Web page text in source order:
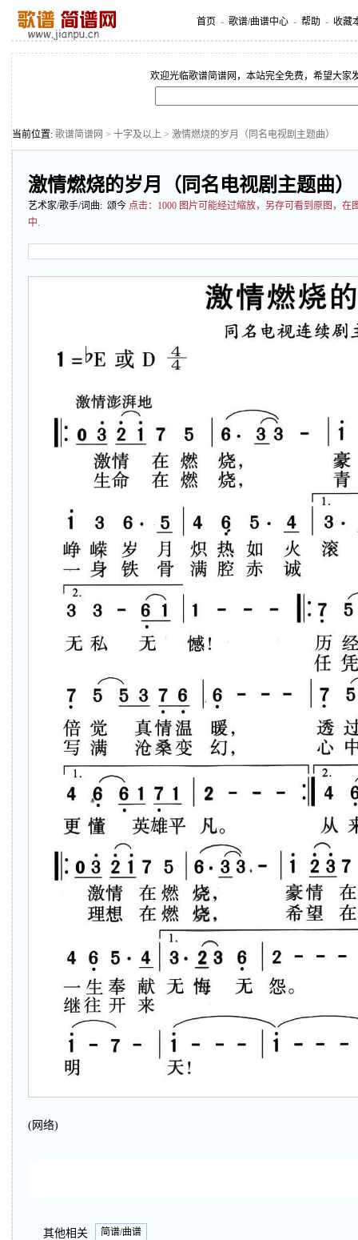
首页 - 歌谱/曲谱中心 - 帮助 - 收藏
欢迎光临歌谱简谱网，本站完全免费，希望大家
当前位置: 歌谱简谱网 > 十字及以上 > 激情燃烧的岁月（同名电视剧主题曲）
激情燃烧的岁月（同名电视剧主题曲）
艺术家/歌手/词曲: 颂今 点击： 1000 图片可能经过缩放，另存可看到原图，
中.
(网络)
其他相关 简谱/曲谱